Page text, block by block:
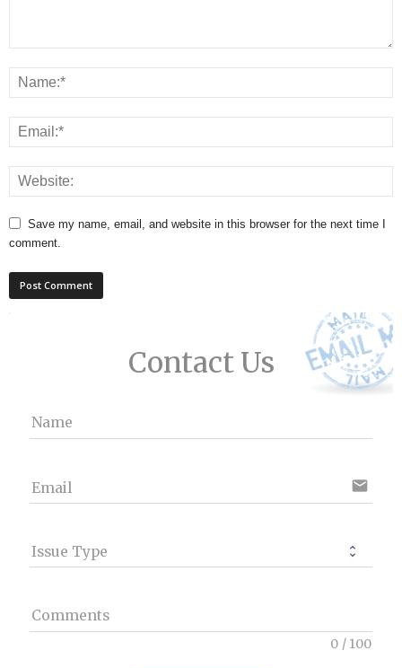
Save my name, email, and website in this browser for the next time I
comment.
Contact Us
Name
Email email
Issue Type
Comments
0 / 100